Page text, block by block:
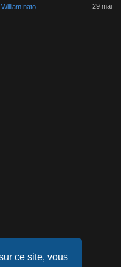
ce site, vous
WilliamInato
29 mai